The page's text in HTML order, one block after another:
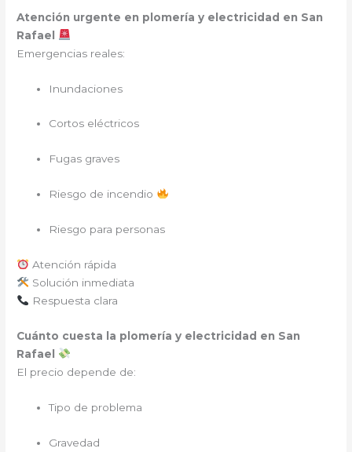
Atención urgente en plomería y electricidad en San
Rafael
Emergencias reales:
Inundaciones
Cortos eléctricos
Fugas graves
Riesgo de incendio
Riesgo para personas
Atención rápida
Solución inmediata
Respuesta clara
Cuánto cuesta la plomería y electricidad en San
Rafael
El precio depende de:
Tipo de problema
Gravedad